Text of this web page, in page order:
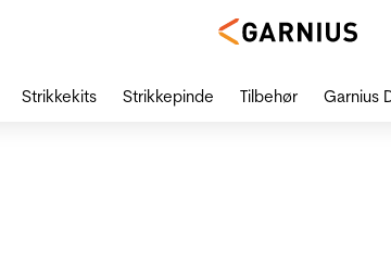
Strikkekits Strikkepinde Tilbehør Garnius